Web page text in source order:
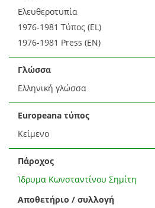
Ελευθεροτυπία
1976-1981 Τύπος (EL)
1976-1981 Press (EN)
Γλώσσα
Ελληνική γλώσσα
Europeana τύπος
Κείμενο
Πάροχος
Ίδρυμα Κωνσταντίνου Σημίτη
Αποθετήριο / συλλογή